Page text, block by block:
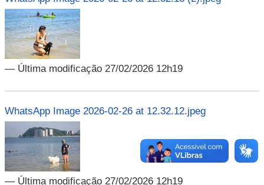
— Última modificação 27/02/2026 12h19
WhatsApp Image 2026-02-26 at 12.32.12.jpeg
— Última modificação 27/02/2026 12h19